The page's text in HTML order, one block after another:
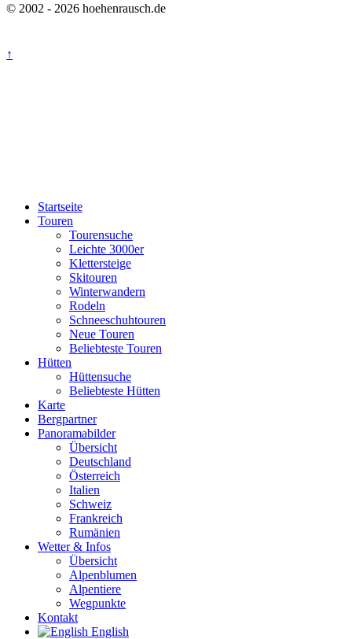
© 2002 - 2026 hoehenrausch.de
↑
Startseite
Touren
Tourensuche
Leichte 3000er
Klettersteige
Skitouren
Winterwandern
Rodeln
Schneeschuhtouren
Neue Touren
Beliebteste Touren
Hütten
Hüttensuche
Beliebteste Hütten
Karte
Bergpartner
Panoramabilder
Übersicht
Deutschland
Österreich
Italien
Schweiz
Frankreich
Rumänien
Wetter & Infos
Übersicht
Alpenblumen
Alpentiere
Wegpunkte
Kontakt
English